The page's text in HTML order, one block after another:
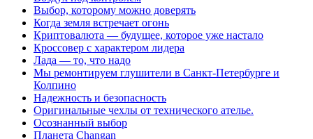
Выбор, которому можно доверять
Когда земля встречает огонь
Криптовалюта — будущее, которое уже настало
Кроссовер с характером лидера
Лада — то, что надо
Мы ремонтируем глушители в Санкт-Петербурге и
Колпино
Надежность и безопасность
Оригинальные чехлы от технического ателье.
Осознанный выбор
Планета Changan